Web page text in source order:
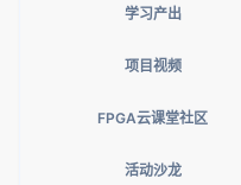
学习产出
项目视频
FPGA云课堂社区
活动沙龙